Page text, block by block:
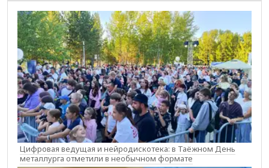
Цифровая ведущая и нейродискотека: в Таёжном День
металлурга отметили в необычном формате